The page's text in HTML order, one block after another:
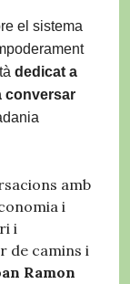
el sistema
dedicat a
conversar
amb
i
i
de camins i
Ramon